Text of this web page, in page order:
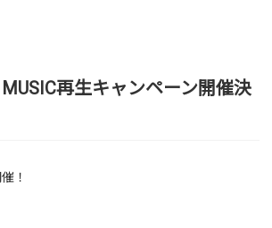
再生キャンペーン開催決
！